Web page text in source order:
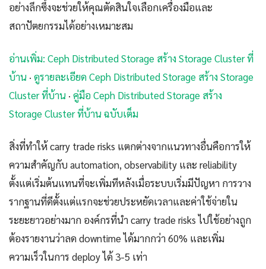
อย่างลึกซึ้งจะช่วยให้คุณตัดสินใจเลือกเครื่องมือและ
สถาปัตยกรรมได้อย่างเหมาะสม
อ่านเพิ่ม: Ceph Distributed Storage สร้าง Storage Cluster ที่
บ้าน · ดูรายละเอียด Ceph Distributed Storage สร้าง Storage
Cluster ที่บ้าน · คู่มือ Ceph Distributed Storage สร้าง
Storage Cluster ที่บ้าน ฉบับเต็ม
สิ่งที่ทำให้ carry trade risks แตกต่างจากแนวทางอื่นคือการให้
ความสำคัญกับ automation, observability และ reliability
ตั้งแต่เริ่มต้นแทนที่จะเพิ่มทีหลังเมื่อระบบเริ่มมีปัญหา การวาง
รากฐานที่ดีตั้งแต่แรกจะช่วยประหยัดเวลาและค่าใช้จ่ายใน
ระยะยาวอย่างมาก องค์กรที่นำ carry trade risks ไปใช้อย่างถูก
ต้องรายงานว่าลด downtime ได้มากกว่า 60% และเพิ่ม
ความเร็วในการ deploy ได้ 3-5 เท่า